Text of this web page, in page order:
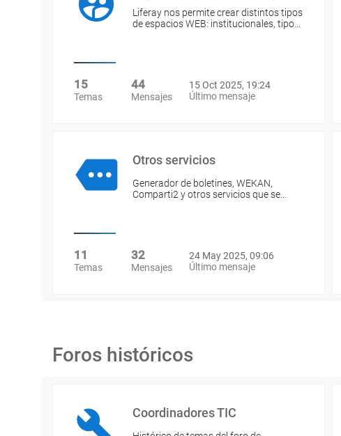
Liferay nos permite crear distintos tipos
de espacios WEB: institucionales, tipo…
15
Temas
44
Mensajes
15 Oct 2025, 19:24
Último mensaje
Otros servicios
Generador de boletines, WEKAN,
Comparti2 y otros servicios que se…
11
Temas
32
Mensajes
24 May 2025, 09:06
Último mensaje
Foros históricos
Coordinadores TIC